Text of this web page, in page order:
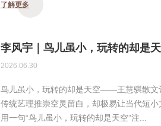
了解更多
李风宇｜鸟儿虽小，玩转的却是
2026.06.30
鸟儿虽小，玩转的却是天空——王慧骐散
传统艺理推崇空灵留白，却极易让当代短
用一句“鸟儿虽小，玩转的却是天空”注...